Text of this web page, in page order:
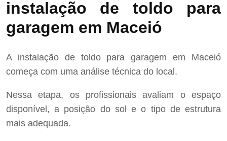
instalação de toldo para
garagem em Maceió
A instalação de toldo para garagem em Maceió
começa com uma análise técnica do local.
Nessa etapa, os profissionais avaliam o espaço
disponível, a posição do sol e o tipo de estrutura
mais adequada.